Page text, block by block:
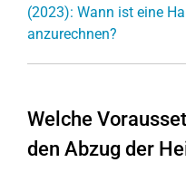
(2023): Wann ist eine
anzurechnen?
Welche
den Abzug der